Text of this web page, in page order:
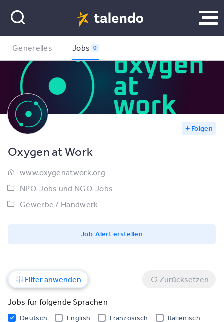
Folgen
Generelles Jobs 0
Oxygen at Work
www.oxygenatwork.org
NPO-Jobs und NGO-Jobs
Gewerbe / Handwerk
Job-Alert erstellen
Filter anwenden Zurücksetzen
Jobs für folgende Sprachen
Deutsch English Französisch Italienisch